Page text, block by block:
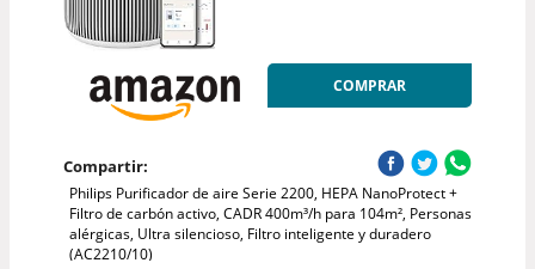
COMPRAR
Compartir:
Philips Purificador de aire Serie 2200, HEPA NanoProtect +
Filtro de carbón activo, CADR 400m³/h para 104m², Personas
alérgicas, Ultra silencioso, Filtro inteligente y duradero
(AC2210/10)